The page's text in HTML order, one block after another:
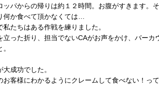
ッパからの帰りは約１２時間。お腹がすきます。
何か食べて頂かなくては…
私たちはある作戦を練りました。
立った折り、担当でないCAがお声をかけ、バー
大成功でした。
お客様にわかるようにクレームして食べない！っ